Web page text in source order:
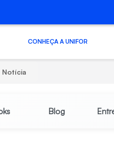
CONHEÇA A UNIFOR
Notícia
Blog